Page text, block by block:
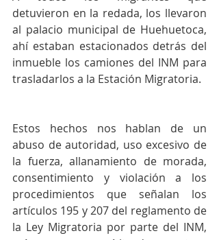
detuvieron en la redada, los llevaron
al palacio municipal de Huehuetoca,
ahí estaban estacionados detrás del
inmueble los camiones del INM para
trasladarlos a la Estación Migratoria.
Estos hechos nos hablan de un
abuso de autoridad, uso excesivo de
la fuerza, allanamiento de morada,
consentimiento y violación a los
procedimientos que señalan los
artículos 195 y 207 del reglamento de
la Ley Migratoria por parte del INM,